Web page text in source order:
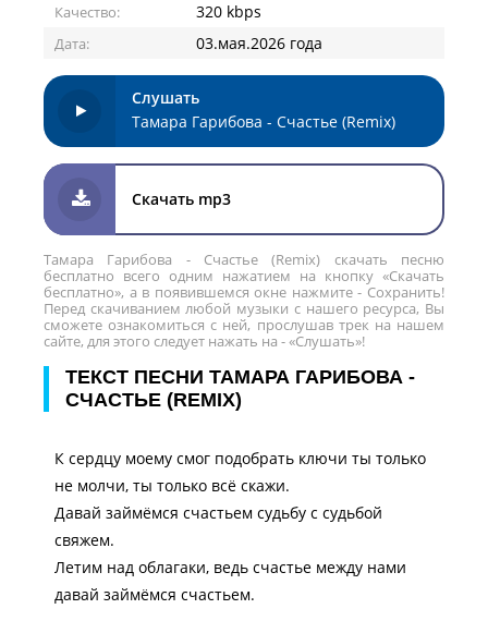
Качество: 320 kbps
Дата: 03.мая.2026 года
Слушать
Тамара Гарибова - Счастье (Remix)
Скачать mp3
Тамара Гарибова - Счастье (Remix) скачать песню
бесплатно всего одним нажатием на кнопку «Скачать
бесплатно», а в появившемся окне нажмите - Сохранить!
Перед скачиванием любой музыки с нашего ресурса, Вы
сможете ознакомиться с ней, прослушав трек на нашем
сайте, для этого следует нажать на - «Слушать»!
ТЕКСТ ПЕСНИ ТАМАРА ГАРИБОВА -
СЧАСТЬЕ (REMIX)
К сердцу моему смог подобрать ключи ты только
не молчи, ты только всё скажи.
Давай займёмся счастьем судьбу с судьбой
свяжем.
Летим над облагаки, ведь счастье между нами
давай займёмся счастьем.